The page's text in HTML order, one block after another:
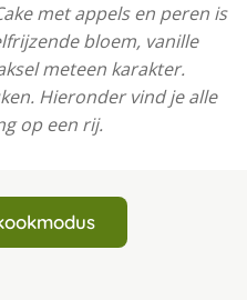
met appels en peren is
bloem, vanille
meteen karakter.
Hieronder vind je alle
op een rij.